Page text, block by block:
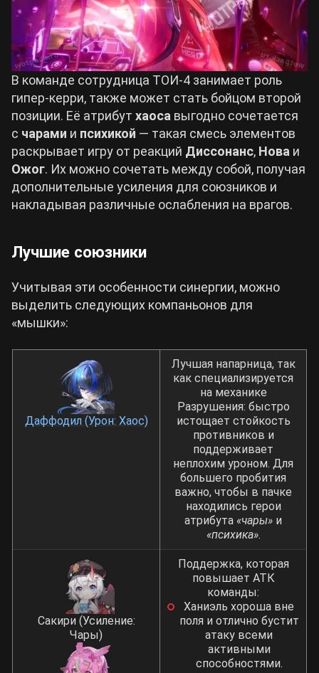
В команде сотрудница ТОИ-4 занимает роль
гипер-керри, также может стать бойцом второй
позиции. Её атрибут хаоса выгодно сочетается
с чарами и психикой — такая смесь элементов
раскрывает игру от реакций Диссонанс, Нова и
Ожог. Их можно сочетать между собой, получая
дополнительные усиления для союзников и
накладывая различные ослабления на врагов.
Лучшие союзники
Учитывая эти особенности синергии, можно
выделить следующих компаньонов для
«мышки»:
Даффодил (Урон: Хаос)
Лучшая напарница, так
как специализируется
на механике
Разрушения: быстро
истощает стойкость
противников и
поддерживает
неплохим уроном. Для
большего пробития
важно, чтобы в пачке
находились герои
атрибута «чары» и
«психика».
Сакири (Усиление:
Чары)
Поддержка, которая
повышает АТК
команды:
Ханиэль хороша вне
поля и отлично бустит
атаку всеми
активными
способностями.